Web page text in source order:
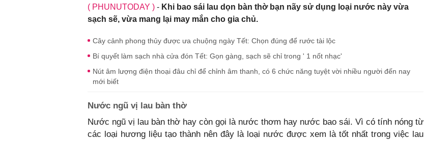
( PHUNUTODAY ) - Khi bao sái lau dọn bàn thờ bạn nãy sử dụng loại nước này vừa
sạch sẽ, vừa mang lại may mắn cho gia chủ.
Cây cảnh phong thủy được ưa chuộng ngày Tết: Chọn đúng để rước tài lộc
Bí quyết làm sạch nhà cửa đón Tết: Gọn gàng, sạch sẽ chỉ trong ' 1 nốt nhạc'
Nút âm lượng điện thoại đâu chỉ để chỉnh âm thanh, có 6 chức năng tuyệt vời nhiều người đến nay
mới biết
Nước ngũ vị lau bàn thờ
Nước ngũ vị lau bàn thờ hay còn gọi là nước thơm hay nước bao sái. Vì có tính nóng từ
các loại hương liệu tạo thành nên đây là loại nước được xem là tốt nhất trong việc lau